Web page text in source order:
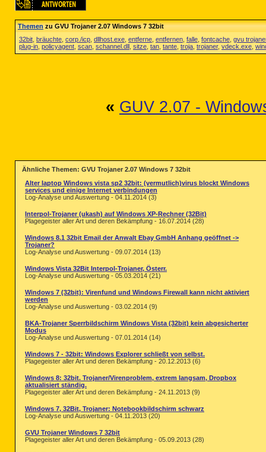
Themenzu GVU Trojaner 2.07 Windows 7 32bit
32bit bräuchte corp./icp dllhost.exe entferne entfernen falle fontcache gvu
plug-in policyagent scan schannel.dll sitze tan tante troja trojaner, vdeck.exe
« GUV 2.07 -
Ähnliche Themen: GVU Trojaner 2.07 Windows 7 32bit
Alter laptop Windows vista sp2 32bit: (vermutlich)virus blockt Windows
services und einige Internet verbindungen
Log-Analyse und Auswertung - 04.11.2014 (3)
Interpol-Trojaner (ukash) auf Windows XP-Rechner (32Bit)
Plagegeister aller Art und deren Bekämpfung - 16.07.2014 (28)
Windows 8.1 32bit Email der Anwalt Ebay GmbH Anhang geöffnet ->
Trojaner?
Log-Analyse und Auswertung - 09.07.2014 (13)
Windows Vista 32Bit Interpol-Trojaner, Österr.
Log-Analyse und Auswertung - 05.03.2014 (21)
Windows 7 (32bit): Virenfund und Windows Firewall kann nicht aktiviert
werden
Log-Analyse und Auswertung - 03.02.2014 (9)
BKA-Trojaner Sperrbildschirm Windows Vista (32bit) kein abgesicherter
Modus
Log-Analyse und Auswertung - 07.01.2014 (14)
Windows 7 - 32bit: Windows Explorer schließt von selbst.
Plagegeister aller Art und deren Bekämpfung - 20.12.2013 (6)
Windows 8: 32bit. Trojaner/Virenproblem, extrem langsam, Dropbox
aktualisiert ständig.
Plagegeister aller Art und deren Bekämpfung - 24.11.2013 (9)
Windows 7, 32Bit, Trojaner: Notebookbildschirm schwarz
Log-Analyse und Auswertung - 04.11.2013 (20)
GVU Trojaner Windows 7 32bit
Plagegeister aller Art und deren Bekämpfung - 05.09.2013 (28)